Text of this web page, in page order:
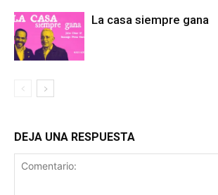
La casa siempre gana
DEJA UNA RESPUESTA